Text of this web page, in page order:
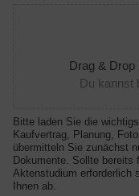
Drag & Drop
Du kannst
Bitte laden Sie die
Kaufvertrag, Planung,
übermitteln Sie zunächst
Dokumente. Sollte bereits
Aktenstudium erforderlich
Ihnen ab.